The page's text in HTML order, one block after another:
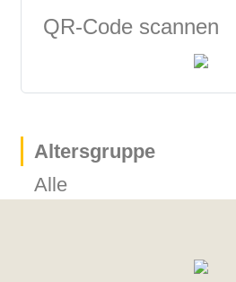
QR-Code scannen
Altersgruppe
Alle